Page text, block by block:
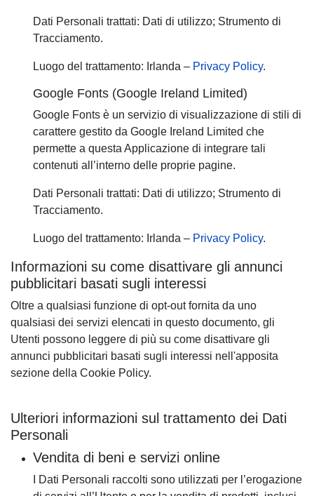
Dati Personali trattati: Dati di utilizzo; Strumento di
Tracciamento.
Luogo del trattamento: Irlanda – Privacy Policy.
Google Fonts (Google Ireland Limited)
Google Fonts è un servizio di visualizzazione di stili di
carattere gestito da Google Ireland Limited che
permette a questa Applicazione di integrare tali
contenuti all’interno delle proprie pagine.
Dati Personali trattati: Dati di utilizzo; Strumento di
Tracciamento.
Luogo del trattamento: Irlanda – Privacy Policy.
Informazioni su come disattivare gli annunci
pubblicitari basati sugli interessi
Oltre a qualsiasi funzione di opt-out fornita da uno
qualsiasi dei servizi elencati in questo documento, gli
Utenti possono leggere di più su come disattivare gli
annunci pubblicitari basati sugli interessi nell'apposita
sezione della Cookie Policy.
Ulteriori informazioni sul trattamento dei Dati
Personali
Vendita di beni e servizi online
I Dati Personali raccolti sono utilizzati per l’erogazione